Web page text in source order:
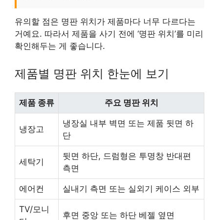
유의할 점은 명판 위치가 제품마다 너무 다르다는
거예요. 따라서 제품을 사기 전에 ‘명판 위치’를 미리
확인해두는 게 좋습니다.
제품별 명판 위치 한눈에 보기
제품 종류 주요 명판 위치
냉장고
냉장실 내부 벽면 또는 제품 뒷면 하
단
세탁기
뒷면 하단, 드럼형은 투명창 반대편
측면
에어컨 실내기 측면 또는 실외기 케이스 외부
TV/모니
후면 중앙 또는 하단 베젤 옆면